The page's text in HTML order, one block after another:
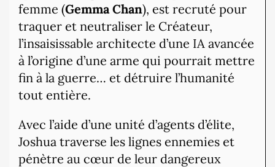
femme (Gemma Chan), est recruté pour
traquer et neutraliser le Créateur,
l’insaisissable architecte d’une IA avancée
à l’origine d’une arme qui pourrait mettre
fin à la guerre… et détruire l’humanité
tout entière.
Avec l’aide d’une unité d’agents d’élite,
Joshua traverse les lignes ennemies et
pénètre au cœur de leur dangereux